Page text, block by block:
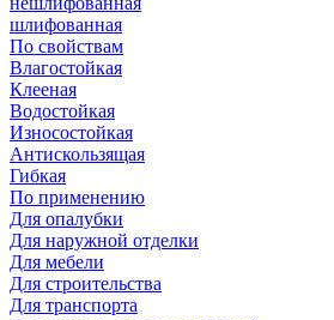
шлифованная
По свойствам
Влагостойкая
Клееная
Водостойкая
Износостойкая
Антискользящая
Гибкая
По применению
Для опалубки
Для наружной отделки
Для мебели
Для строительства
Для транспорта